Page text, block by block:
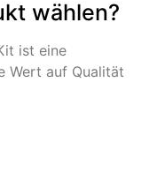
wählen?
ist eine
Wert auf Qualität